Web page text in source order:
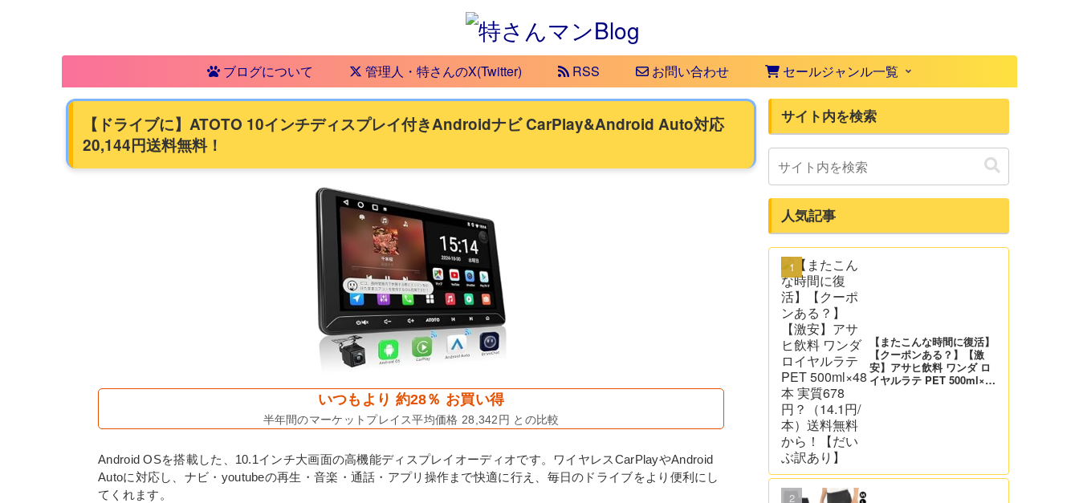
ブログについて 管理人・特さんのX(Twitter) RSS お問い合わせ セールジャンル一覧
【ドライブに】ATOTO 10インチディスプレイ付きAndroidナビ CarPlay&Android Auto対応
20,144円送料無料！
いつもより 約28％ お買い得
半年間のマーケットプレイス平均価格 28,342円 との比較
Android OSを搭載した、10.1インチ大画面の高機能ディスプレイオーディオです。ワイヤレスCarPlayやAndroid
Autoに対応し、ナビ・youtubeの再生・音楽・通話・アプリ操作まで快適に行え、毎日のドライブをより便利にし
てくれます。
サイト内を検索
人気記事
【またこんな時間に復活】
【クーポンある？】【激
安】アサヒ飲料 ワンダ ロ
イヤルラテ PET 500ml×48